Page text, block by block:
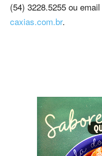
(54) 3228.5255 ou email
caxias.com.br.